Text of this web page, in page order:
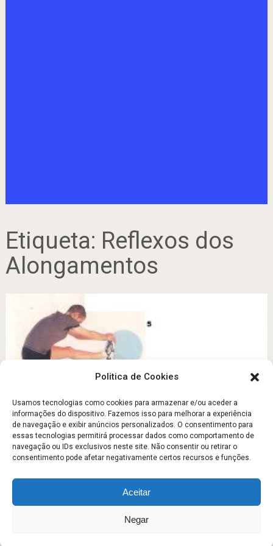
Politica de Cookies
Usamos tecnologias como cookies para armazenar e/ou aceder a
informações do dispositivo. Fazemos isso para melhorar a experiência
de navegação e exibir anúncios personalizados. O consentimento para
essas tecnologias permitirá processar dados como comportamento de
navegação ou IDs exclusivos neste site. Não consentir ou retirar o
consentimento pode afetar negativamente certos recursos e funções.
Aceitar
Negar
Etiqueta: Reflexos dos
Alongamentos
O treino que menos o fará suar
Fevereiro 13, 2013
Escola FitnessCopyright © 2026.